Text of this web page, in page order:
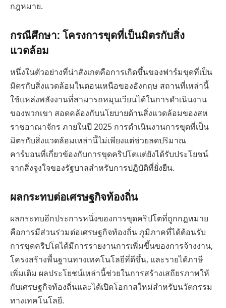
กฎหมาย.
กรณีศึกษา: โครงการขุดที่เป็นมิตรกับสิ่ง
แวดล้อม
หนึ่งในตัวอย่างที่น่าสังเกตคือการเกิดขึ้นของฟาร์มขุดที่เป็น
มิตรกับสิ่งแวดล้อมในตอนเหนือของอังกฤษ สถานที่เหล่านี้
ใช้แหล่งพลังงานที่สามารถหมุนเวียนได้ในการดำเนินงาน
ของพวกเขา สอดคล้องกับนโยบายด้านสิ่งแวดล้อมของสห
ราชอาณาจักร ภายในปี 2025 การดำเนินงานการขุดที่เป็น
มิตรกับสิ่งแวดล้อมเหล่านี้ไม่เพียงแต่ช่วยลดปริมาณ
คาร์บอนที่เกี่ยวข้องกับการขุดคริปโตแต่ยังได้รับประโยชน์
จากสิ่งจูงใจของรัฐบาลสำหรับการปฏิบัติที่ยั่งยืน.
ผลกระทบต่อเศรษฐกิจท้องถิ่น
ผลกระทบอีกประการหนึ่งของการขุดคริปโตที่ถูกกฎหมาย
คือการมีส่วนร่วมต่อเศรษฐกิจท้องถิ่น ภูมิภาคที่ได้ต้อนรับ
การขุดคริปโตได้มีการรายงานการเพิ่มขึ้นของการจ้างงาน,
โครงสร้างพื้นฐานทางเทคโนโลยีที่ดีขึ้น, และรายได้ภาษี
เพิ่มเติม ผลประโยชน์เหล่านี้ช่วยในการสร้างเสถียรภาพให้
กับเศรษฐกิจท้องถิ่นและได้เปิดโอกาสใหม่สำหรับนวัตกรรม
ทางเทคโนโลยี.